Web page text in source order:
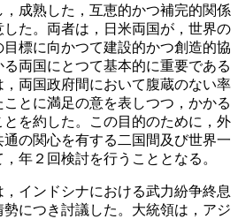
成熟した，互恵的かつ補完的関係
た。両者は，日米両国が，世界の
標に向かつて建設的かつ創造的協
両国にとつて基本的に重要である
両国政府間において腹蔵のない率
とに満足の意を表しつつ，かかる
を約した。この目的のために，外
の関心を有する二国間及び世界一
年２回検討を行うこととなる。
インドシナにおける武力紛争終息
につき討議した。大統領は，アジ